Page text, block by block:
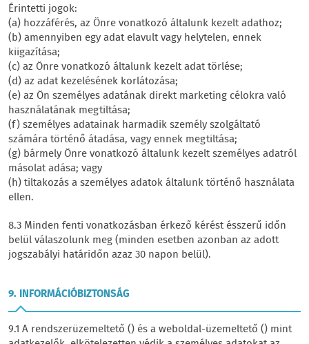
Érintetti jogok:
(a) hozzáférés, az Önre vonatkozó általunk kezelt adathoz;
(b) amennyiben egy adat elavult vagy helytelen, ennek
kiigazítása;
(c) az Önre vonatkozó általunk kezelt adat törlése;
(d) az adat kezelésének korlátozása;
(e) az Ön személyes adatának direkt marketing célokra való
használatának megtiltása;
(f) személyes adatainak harmadik személy szolgáltató
számára történő átadása, vagy ennek megtiltása;
(g) bármely Önre vonatkozó általunk kezelt személyes adatról
másolat adása; vagy
(h) tiltakozás a személyes adatok általunk történő használata
ellen.
8.3 Minden fenti vonatkozásban érkező kérést ésszerű időn
belül válaszolunk meg (minden esetben azonban az adott
jogszabályi határidőn azaz 30 napon belül).
9. INFORMÁCIÓBIZTONSÁG
9.1 A rendszerüzemeltető () és a weboldal-üzemeltető () mint